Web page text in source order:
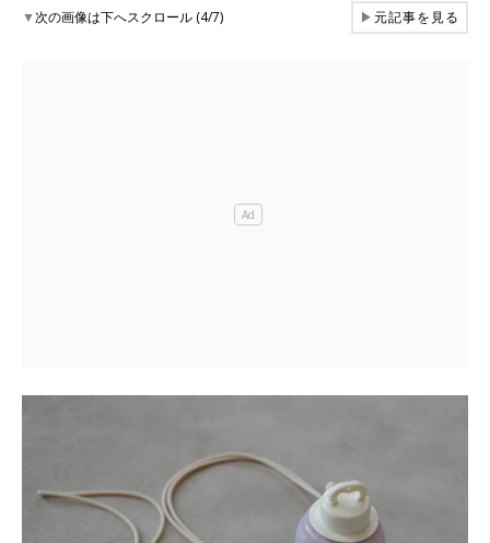
▼次の画像は下へスクロール (4/7) ▶元記事を見る